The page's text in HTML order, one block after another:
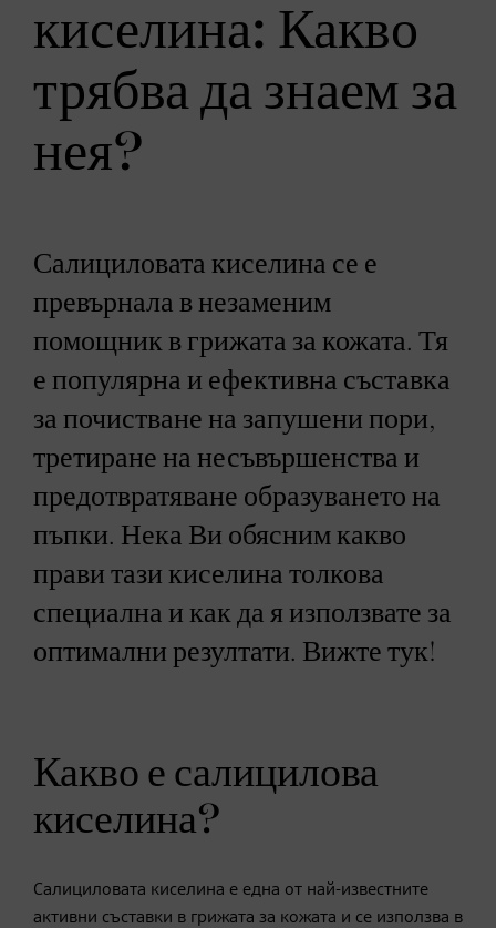
киселина: Какво
трябва да знаем за
нея?
Салициловата киселина се е
превърнала в незаменим
помощник в грижата за кожата. Тя
е популярна и ефективна съставка
за почистване на запушени пори,
третиране на несъвършенства и
предотвратяване образуването на
пъпки. Нека Ви обясним какво
прави тази киселина толкова
специална и как да я използвате за
оптимални резултати. Вижте тук!
Какво е салицилова
киселина?
Салициловата киселина е една от най-известните
активни съставки в грижата за кожата и се използва в